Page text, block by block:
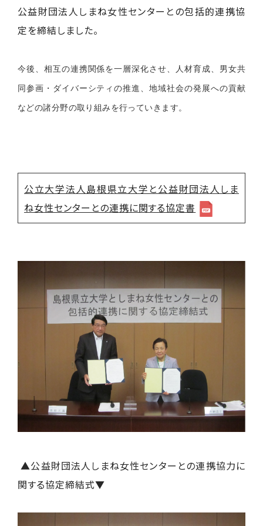
公益財団法人しまね女性センターとの包括的連携協
定を締結しました。
今後、相互の連携関係を一層深化させ、人材育成、男女共
同参画・ダイバーシティの推進、地域社会の発展への貢献
などの諸分野の取り組みを行っていきます。
公立大学法人島根県立大学と公益財団法人しま
ね女性センターとの連携に関する協定書
▲公益財団法人しまね女性センターとの連携協力に
関する協定締結式▼